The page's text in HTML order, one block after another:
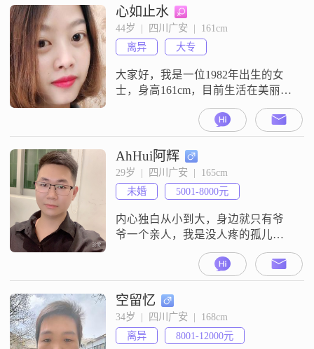
爱生活，享受当下，非常注重生活
品质。在业余时间，我喜欢看电影
和追剧，这让我能够放松心情，享
受影视带来的乐趣。此外，我也喜
欢制定旅行攻略，探索不同的地
方，
心如止水
44岁  |  四川广安  |  161cm
离异
大专
大家好，我是一位1982年出生的女
士，身高161cm，目前生活在美丽的
广安。我拥有大专学历，在工作中
勤奋努力，月薪在3001到5000元之
间。我性格温柔体贴，总是愿意倾
听他人的心声，给予他们关怀和支
持。在生活中，我独立自信，能够
处理各种事务，同时也懂得享受生
活的美好。我随和易相处，真诚可
靠，与人交往时总是坦诚相待，从
不
AhHui阿辉
29岁  |  四川广安  |  165cm
未婚
5001-8000元
内心独白从小到大，身边就只有爷
爷一个亲人，我是没人疼的孤儿，
没有父母撑腰，凡事只能自己硬
扛。家境普通，没人能给我搭把
手、铺后路，一路走来吃过不少旁
人不用受的苦，也格外盼着能拥有
一份安稳温暖的小家。一直想认真
找个能共度余生的人，思来想去，
更愿意做上门女婿。我没有公婆，
空留忆
34岁  |  四川广安  |  168cm
离异
8001-12000元